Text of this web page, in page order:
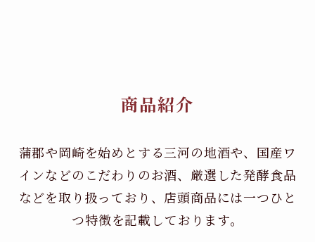
商品紹介
蒲郡や岡崎を始めとする三河の地酒や、国産ワ
インなどのこだわりのお酒、 厳選した発酵食品
などを取り扱っており、店頭商品には一つひと
つ特徴を記載しております。